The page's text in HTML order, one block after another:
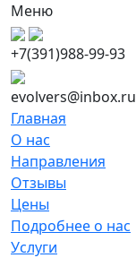
Меню
+7(391)988-99-93
evolvers@inbox.ru
Главная
О нас
Направления
Отзывы
Цены
Подробнее о нас
Услуги